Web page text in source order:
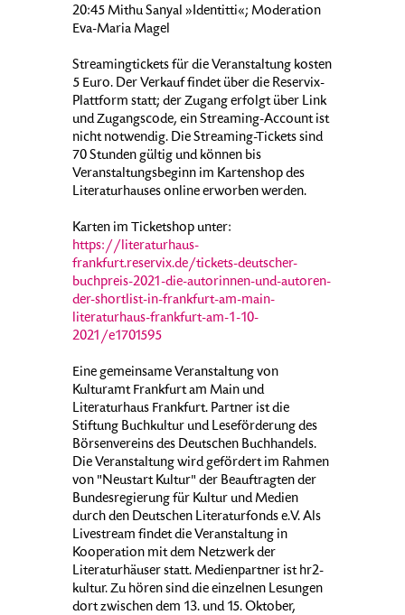
20:45 Mithu Sanyal »Identitti«; Moderation
Eva-Maria Magel
Streamingtickets für die Veranstaltung kosten
5 Euro. Der Verkauf findet über die Reservix-
Plattform statt; der Zugang erfolgt über Link
und Zugangscode, ein Streaming-Account ist
nicht notwendig. Die Streaming-Tickets sind
70 Stunden gültig und können bis
Veranstaltungsbeginn im Kartenshop des
Literaturhauses online erworben werden.
Karten im Ticketshop unter:
https://literaturhaus-
frankfurt.reservix.de/tickets-deutscher-
buchpreis-2021-die-autorinnen-und-autoren-
der-shortlist-in-frankfurt-am-main-
literaturhaus-frankfurt-am-1-10-
2021/e1701595
Eine gemeinsame Veranstaltung von
Kulturamt Frankfurt am Main und
Literaturhaus Frankfurt. Partner ist die
Stiftung Buchkultur und Leseförderung des
Börsenvereins des Deutschen Buchhandels.
Die Veranstaltung wird gefördert im Rahmen
von "Neustart Kultur" der Beauftragten der
Bundesregierung für Kultur und Medien
durch den Deutschen Literaturfonds e.V. Als
Livestream findet die Veranstaltung in
Kooperation mit dem Netzwerk der
Literaturhäuser statt. Medienpartner ist hr2-
kultur. Zu hören sind die einzelnen Lesungen
dort zwischen dem 13. und 15. Oktober,